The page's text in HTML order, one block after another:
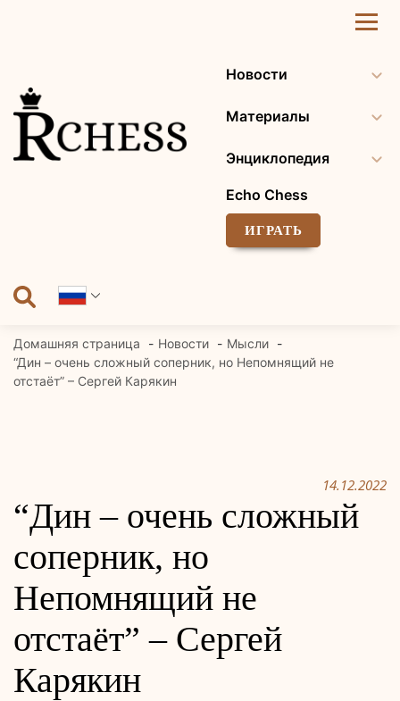
Новости
Материалы
Энциклопедия
Echo Chess
ИГРАТЬ
Домашняя страница Новости
Мысли
“Дин – очень сложный соперник, но Непомнящий не
отстаёт” – Сергей Карякин
14.12.2022
“Дин – очень сложный
соперник, но
Непомнящий не
отстаёт” – Сергей
Карякин